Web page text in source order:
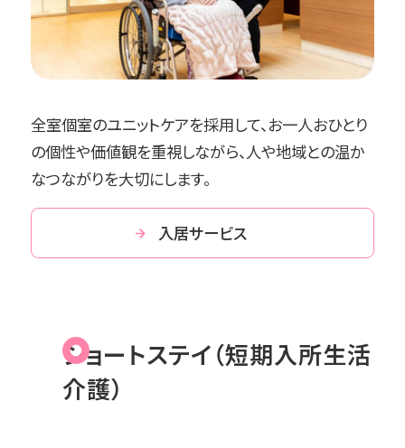
全室個室のユニットケアを採用して、お一人おひとり
の個性や価値観を重視しながら、人や地域との温か
なつながりを大切にします。
入居サービス
ショートステイ（短期入所生活
介護）